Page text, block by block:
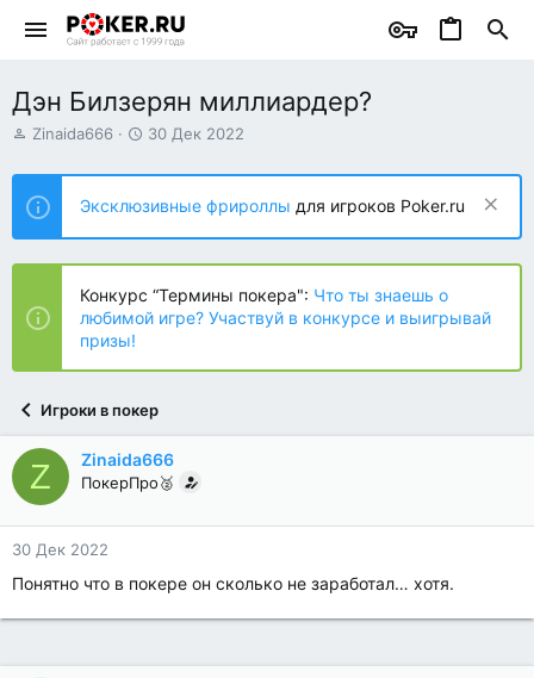
Дэн Билзерян миллиардер?
А
т
о
р
т
е
ы
Zinaida666
Д
т
н
а
ч
а
30 Дек 2022
Эксклюзивные фрироллы для игроков Poker.ru
Конкурс “Термины покера": Что ты знаешь о
любимой игре? Участвуй в конкурсе и выигрывай
призы!
Игроки в покер
Z Zinaida666
ПокерПро🥈
30 Дек 2022
Понятно что в покере он сколько не заработал… хотя.